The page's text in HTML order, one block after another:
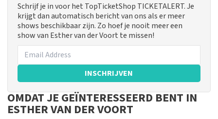
Schrijf je in voor het TopTicketShop TICKETALERT. Je
krijgt dan automatisch bericht van ons als er meer
shows beschikbaar zijn. Zo hoef je nooit meer een
show van Esther van der Voort te missen!
INSCHRIJVEN
OMDAT JE GEÏNTERESSEERD BENT IN
ESTHER VAN DER VOORT